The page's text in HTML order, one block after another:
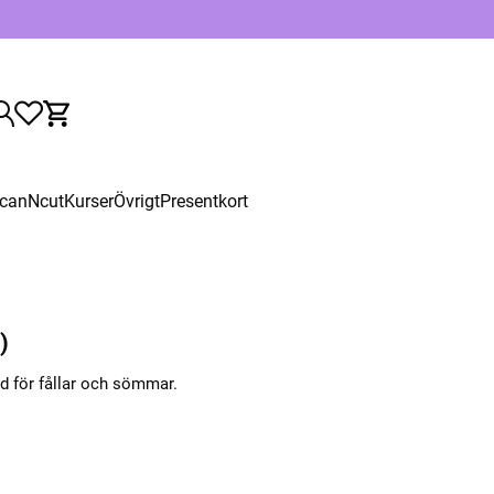
KurserÖvrigtPresentkort
för fållar och sömmar.